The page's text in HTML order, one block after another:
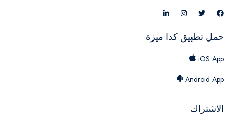
حمل تطبيق كذا ميزة
iOS App
Android App
الاشتراك